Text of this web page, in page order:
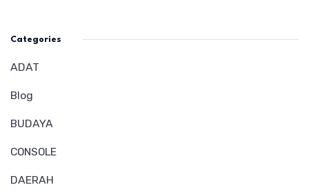
Categories
ADAT
Blog
BUDAYA
CONSOLE
DAERAH